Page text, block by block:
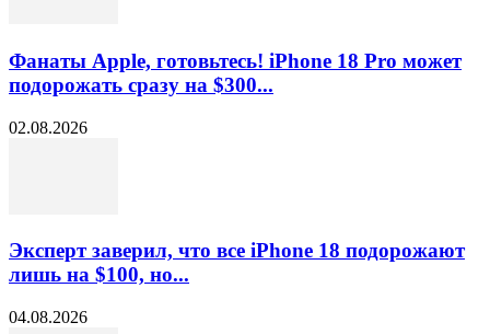
Фанаты Apple, готовьтесь! iPhone 18 Pro может
подорожать сразу на $300...
02.08.2026
Эксперт заверил, что все iPhone 18 подорожают
лишь на $100, но...
04.08.2026